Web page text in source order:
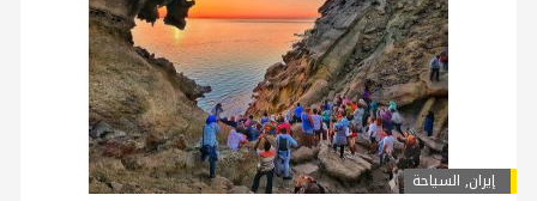
إيران, السياحة